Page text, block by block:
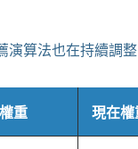
演算法也在持續調
重 現在權